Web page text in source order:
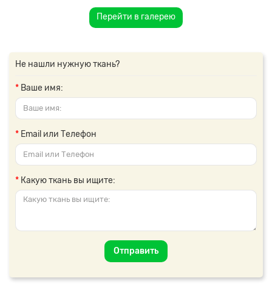
Перейти в галерею
Не нашли нужную ткань?
Ваше имя:
Email или Телефон
Какую ткань вы ищите:
Отправить